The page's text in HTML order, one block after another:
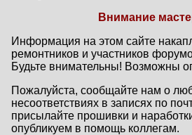
Внимание
Информация на этом сайте
ремонтников и участников
Будьте внимательны! Возможны
Пожалуйста, сообщайте нам о
несоответствиях в записях по
присылайте прошивки и
опубликуем в помощь коллегам.